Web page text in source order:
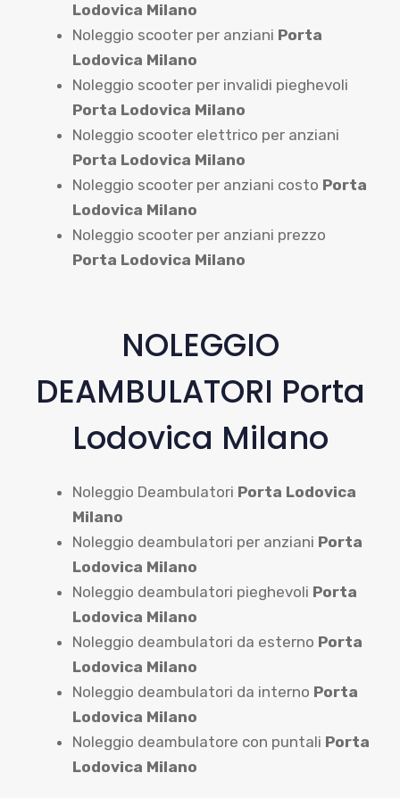
Lodovica Milano
Noleggio scooter per anziani Porta
Lodovica Milano
Noleggio scooter per invalidi pieghevoli
Porta Lodovica Milano
Noleggio scooter elettrico per anziani
Porta Lodovica Milano
Noleggio scooter per anziani costo Porta
Lodovica Milano
Noleggio scooter per anziani prezzo
Porta Lodovica Milano
NOLEGGIO
DEAMBULATORI Porta
Lodovica Milano
Noleggio Deambulatori Porta Lodovica
Milano
Noleggio deambulatori per anziani Porta
Lodovica Milano
Noleggio deambulatori pieghevoli Porta
Lodovica Milano
Noleggio deambulatori da esterno Porta
Lodovica Milano
Noleggio deambulatori da interno Porta
Lodovica Milano
Noleggio deambulatore con puntali Porta
Lodovica Milano